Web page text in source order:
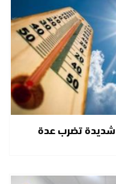
شديدة تضرب عدة